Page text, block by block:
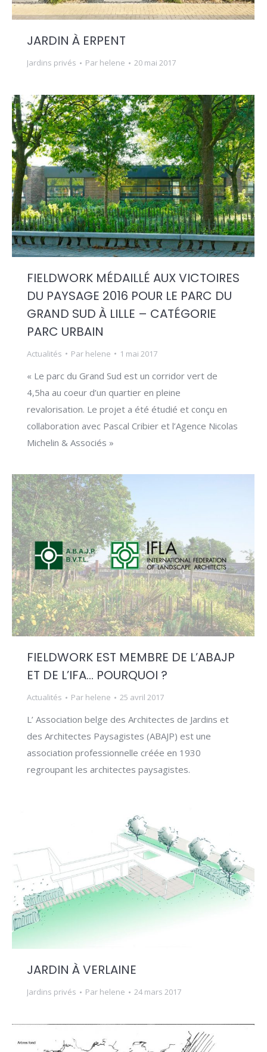
JARDIN À ERPENT
Jardins privés Par helene 20 mai 2017
FIELDWORK MÉDAILLÉ AUX VICTOIRES
DU PAYSAGE 2016 POUR LE PARC DU
GRAND SUD À LILLE – CATÉGORIE
PARC URBAIN
Actualités Par helene 1 mai 2017
« Le parc du Grand Sud est un corridor vert de
4,5ha au coeur d’un quartier en pleine
revalorisation. Le projet a été étudié et conçu en
collaboration avec Pascal Cribier et l’Agence Nicolas
Michelin & Associés »
FIELDWORK EST MEMBRE DE L’ABAJP
ET DE L’IFA… POURQUOI ?
Actualités Par helene 25 avril 2017
L’ Association belge des Architectes de Jardins et
des Architectes Paysagistes (ABAJP) est une
association professionnelle créée en 1930
regroupant les architectes paysagistes.
JARDIN À VERLAINE
Jardins privés Par helene 24 mars 2017